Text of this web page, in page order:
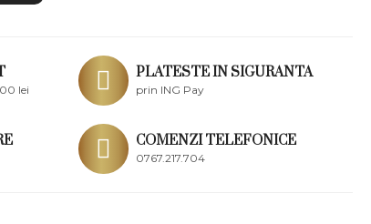
lei
PLATESTE IN SIGURANTA
prin ING Pay
COMENZI TELEFONICE
0767.217.704